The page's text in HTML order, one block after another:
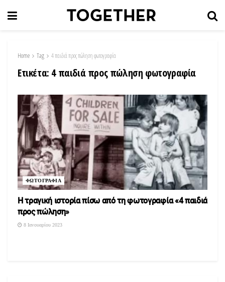
Home Tag 4 παιδιά προς πώληση φωτογραφία
Ετικέτα: 4 παιδιά προς πώληση φωτογραφία
ΦΩΤΟΓΡΑΦΙΑ
Η τραγική ιστορία πίσω από τη φωτογραφία «4 παιδιά
προς πώληση»
8 Ιανουαρίου 2023